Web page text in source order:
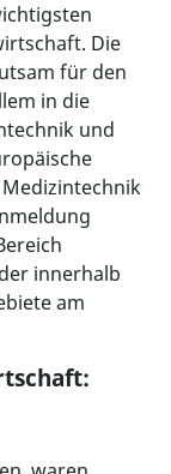
Die
für den
in die
und
innerhalb
am